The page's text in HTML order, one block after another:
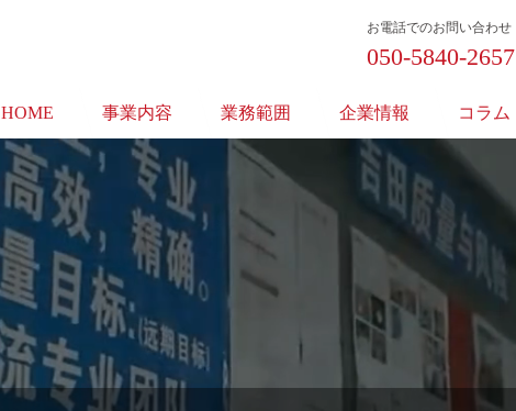
お電話でのお問い合わせ
050-5840-2657
HOME 事業内容 業務範囲 企業情報 コラム